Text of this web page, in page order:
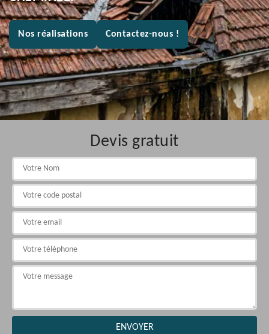
Nos réalisations Contactez-nous !
Devis gratuit